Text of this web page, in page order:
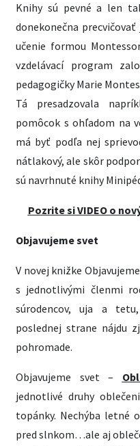
Knihy sú pevné a len
donekonečna
učenie formou
vzdelávací program
pedagogičky Marie
Tá presadzovala
pomôcok s ohľadom na
má byť podľa nej
nátlakový, ale skôr
sú navrhnuté knihy
Pozrite si VIDEO o
Objavujeme svet
V novej knižke
s jednotlivými členmi
súrodencov, uja a
poslednej strane nájdu
pohromade.
Objavujeme svet –
jednotlivé druhy
topánky. Nechýba letné
pred slnkom…ale aj